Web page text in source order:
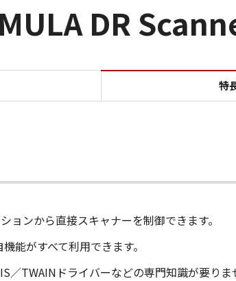
DR
特
ョンから直接スキャナーを制御できます。
能がすべて利用できます。
／TWAINドライバーなどの専門知識が要りま